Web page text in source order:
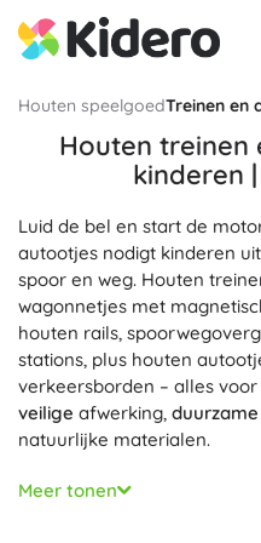
Houten speelgoedTreinen en
Houten
kinderen
Luid de bel en start de
autootjes nodigt kinderen
spoor en weg. Houten
wagonnetjes met
houten rails,
stations, plus houten
verkeersborden – alles
veilige afwerking, duurzame
natuurlijke materialen.
Het bouwen van een eigen
fijne motoriek, oog-
Meer tonen